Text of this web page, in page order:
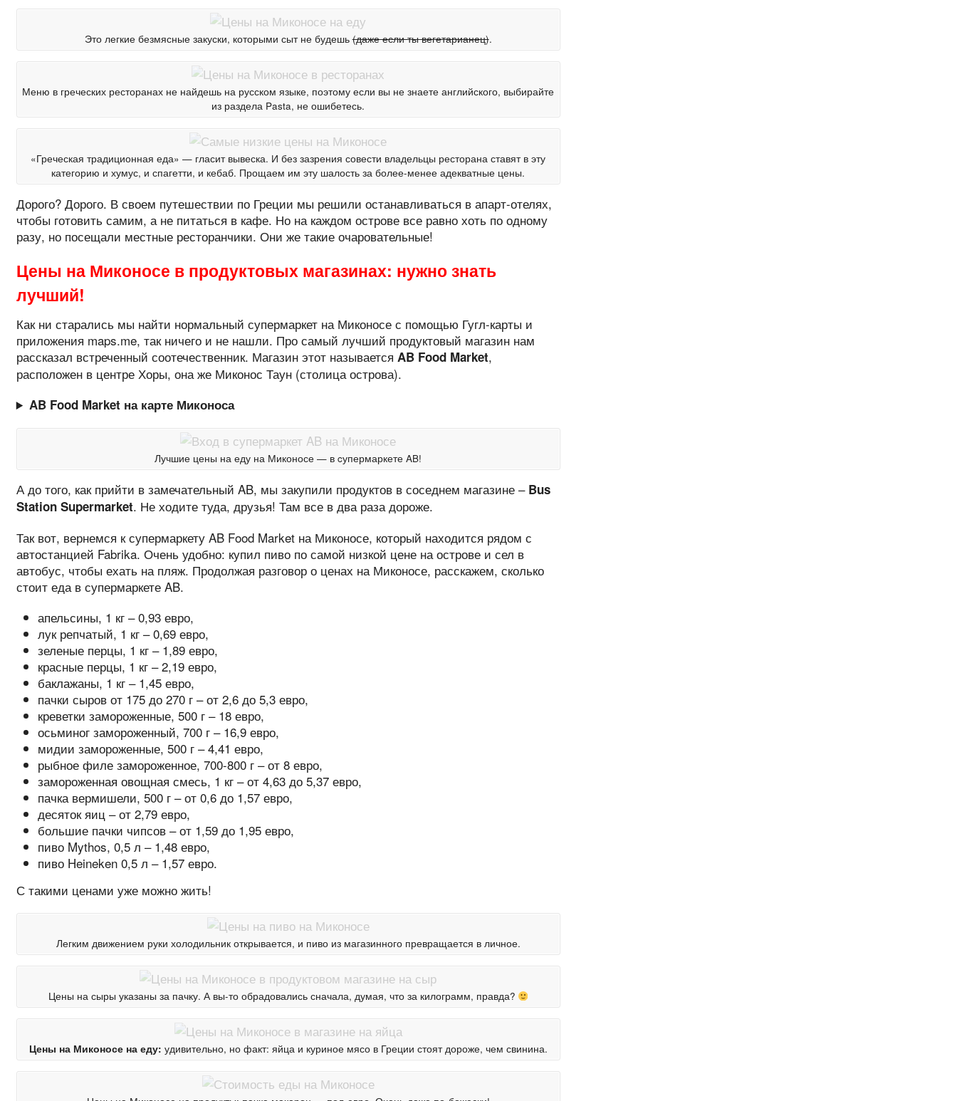
Это легкие безмясные закуски, которыми сыт не будешь(даже если ты вегетарианец).
Меню в греческих ресторанах не найдешь на русском языке, поэтому если вы не знаете английского, выбирайте
из раздела Pasta, не ошибетесь.
«Греческая традиционная еда» — гласит вывеска. И без зазрения совести владельцы ресторана ставят в эту
категорию и хумус, и спагетти, и кебаб. Прощаем им эту шалость за более-менее адекватные цены.
Дорого? Дорого. В своем путешествии по Греции мы решили останавливаться в апарт-отелях,
чтобы готовить самим, а не питаться в кафе. Но на каждом острове все равно хоть по одному
разу, но посещали местные ресторанчики. Они же такие очаровательные!
Цены на Миконосе в продуктовых магазинах: нужно знать
лучший!
Как ни старались мы найти нормальный супермаркет на Миконосе с помощью Гугл-карты и
приложения maps.me, так ничего и не нашли. Про самый лучший продуктовый магазин нам
рассказал встреченный соотечественник. Магазин этот называется AB Food Market,
расположен в центре Хоры, она же Миконос Таун (столица острова).
AB Food Market на карте Миконоса
Лучшие цены на еду на Миконосе — в cупермаркете AB!
А до того, как прийти в замечательный AB, мы закупили продуктов в соседнем магазине – Bus
Station Supermarket. Не ходите туда, друзья! Там все в два раза дороже.
Так вот, вернемся к супермаркету AB Food Market на Миконосе, который находится рядом с
автостанцией Fabrika. Очень удобно: купил пиво по самой низкой цене на острове и сел в
автобус, чтобы ехать на пляж. Продолжая разговор о ценах на Миконосе, расскажем, сколько
стоит еда в супермаркете AB.
апельсины, 1 кг – 0,93 евро,
лук репчатый, 1 кг – 0,69 евро,
зеленые перцы, 1 кг – 1,89 евро,
красные перцы, 1 кг – 2,19 евро,
баклажаны, 1 кг – 1,45 евро,
пачки сыров от 175 до 270 г – от 2,6 до 5,3 евро,
креветки замороженные, 500 г – 18 евро,
осьминог замороженный, 700 г – 16,9 евро,
мидии замороженные, 500 г – 4,41 евро,
рыбное филе замороженное, 700-800 г – от 8 евро,
замороженная овощная смесь, 1 кг – от 4,63 до 5,37 евро,
пачка вермишели, 500 г – от 0,6 до 1,57 евро,
десяток яиц – от 2,79 евро,
большие пачки чипсов – от 1,59 до 1,95 евро,
пиво Mythos, 0,5 л – 1,48 евро,
пиво Heineken 0,5 л – 1,57 евро.
С такими ценами уже можно жить!
Легким движением руки холодильник открывается, и пиво из магазинного превращается в личное.
Цены на сыры указаны за пачку. А вы-то обрадовались сначала, думая, что за килограмм, правда?
Цены на Миконосе на еду: удивительно, но факт: яйца и куриное мясо в Греции стоят дороже, чем свинина.